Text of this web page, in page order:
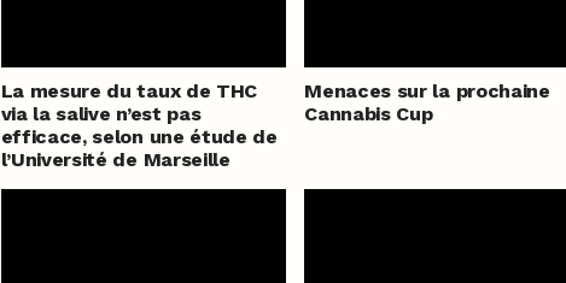
La mesure du taux de THC
via la salive n’est pas
efficace, selon une étude de
l’Université de Marseille
Menaces sur la prochaine
Cannabis Cup